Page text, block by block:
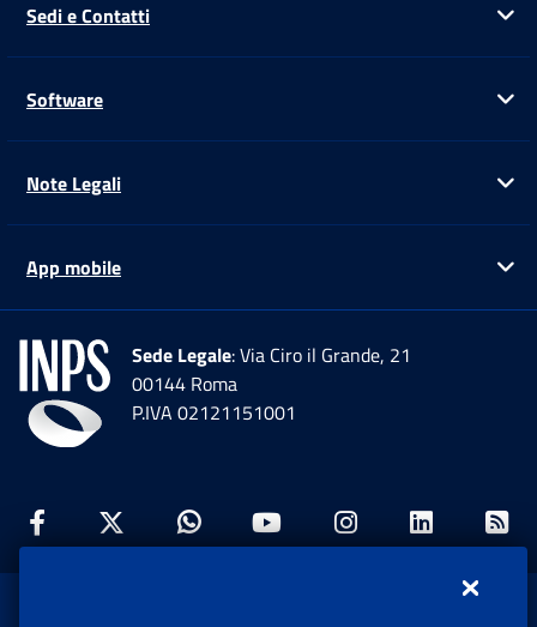
Sedi e Contatti
Software
Note Legali
App mobile
Sede Legale: Via Ciro il Grande, 21
00144 Roma
P.IVA 02121151001
Facebook: Apre una nuova finestra
Twitter: Apre una nuova finestra
Whatsapp: Apre una nuova
Youtube: Apre una
Instagram: